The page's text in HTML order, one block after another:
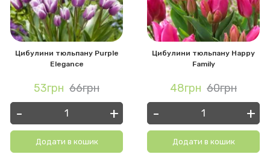
Цибулини тюльпану Purple
Elegance
53грн 66грн
- +
Додати в кошик
Цибулини тюльпану Happy
Family
48грн 60грн
- +
Додати в кошик